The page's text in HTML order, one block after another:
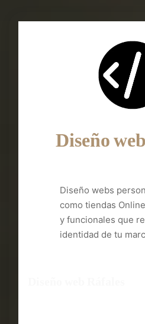
Diseño
Diseño webs
como tiendas
y funcionales que
identidad de tu